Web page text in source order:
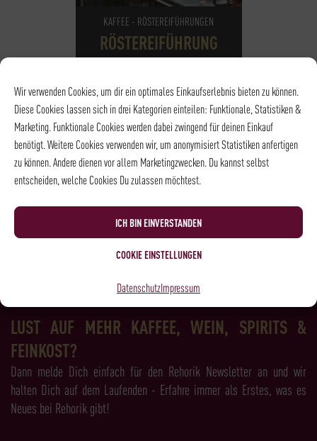
Wir verwenden Cookies, um dir ein optimales Einkaufserlebnis bieten zu können.
Diese Cookies lassen sich in drei Kategorien einteilen: Funktionale, Statistiken &
Marketing. Funktionale Cookies werden dabei zwingend für deinen Einkauf
benötigt. Weitere Cookies verwenden wir, um anonymisiert Statistiken anfertigen
zu können. Andere dienen vor allem Marketingzwecken. Du kannst selbst
entscheiden, welche Cookies Du zulassen möchtest.
ICH BIN EINVERSTANDEN
COOKIE EINSTELLUNGEN
DatenschutzImpressum
KAFFEE - RÖSTEREIFÜHRUNGEN
RÖSTEREIFÜHRUNG
NOCH15PLÄTZE VERFÜGBAR
DATUM 14.08.2026
UHRZEIT 14:00 - 14:45
ORT Rösterei und
Kaffeehaus
NEWSLETTER
LUST AUF MEHR KAFFEE, WEIN, SPIRITS &
FEINKOST?
Dann melde Dich einfach für den Rehorik Newsletter an und wir
halten Dich auf dem Laufenden - Erfahre immer als Erstes, was es
Neues bei Rehorik gibt!